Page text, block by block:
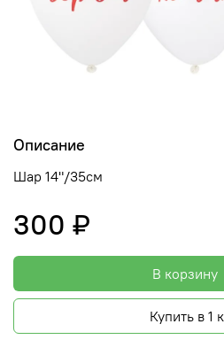
Описание
Шар 14"/35см
300 ₽
В корзину
Купить в 1